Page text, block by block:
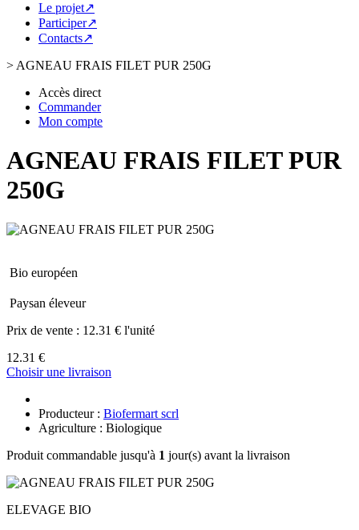
Le projet↗
Participer↗
Contacts↗
> AGNEAU FRAIS FILET PUR 250G
Accès direct
Commander
Mon compte
AGNEAU FRAIS FILET PUR
250G
Bio européen
Paysan éleveur
Prix de vente : 12.31 € l'unité
12.31 €
Choisir une livraison
Producteur : Biofermart scrl
Agriculture : Biologique
Produit commandable jusqu'à 1 jour(s) avant la livraison
ELEVAGE BIO